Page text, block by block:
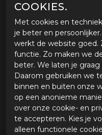
SPECIFICATIES SENA
Merk
Leveranciercode
Categorie
Materiaal buitenkant
Bestelcode
-26%
COOKIES.
Met cookies en
je beter en
werkt de website goed.
functie. Zo maken we
beter. We laten je
Daarom gebruiken we
binnen en buiten onze
op een anonieme
over onze cookie- en
te accepteren. Kies je
alleen functionele